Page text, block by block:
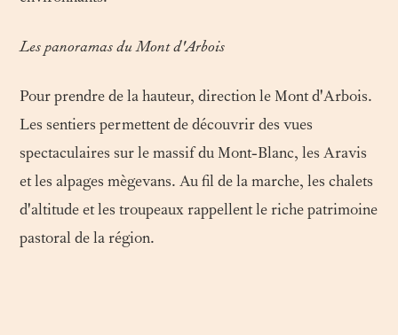
Les panoramas du Mont d'Arbois
Pour prendre de la hauteur, direction le Mont d'Arbois.
Les sentiers permettent de découvrir des vues
spectaculaires sur le massif du Mont-Blanc, les Aravis
et les alpages mègevans. Au fil de la marche, les chalets
d'altitude et les troupeaux rappellent le riche patrimoine
pastoral de la région.